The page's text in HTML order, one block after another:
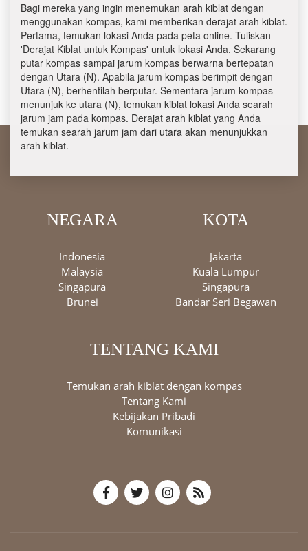
Bagi mereka yang ingin menemukan arah kiblat dengan
menggunakan kompas, kami memberikan derajat arah kiblat.
Pertama, temukan lokasi Anda pada peta online. Tuliskan
'Derajat Kiblat untuk Kompas' untuk lokasi Anda. Sekarang
putar kompas sampai jarum kompas berwarna bertepatan
dengan Utara (N). Apabila jarum kompas berimpit dengan
Utara (N), berhentilah berputar. Sementara jarum kompas
menunjuk ke utara (N), temukan kiblat lokasi Anda searah
jarum jam pada kompas. Derajat arah kiblat yang Anda
temukan searah jarum jam dari utara akan menunjukkan
arah kiblat.
NEGARA
Indonesia
Malaysia
Singapura
Brunei
KOTA
Jakarta
Kuala Lumpur
Singapura
Bandar Seri Begawan
TENTANG KAMI
Temukan arah kiblat dengan kompas
Tentang Kami
Kebijakan Pribadi
Komunikasi